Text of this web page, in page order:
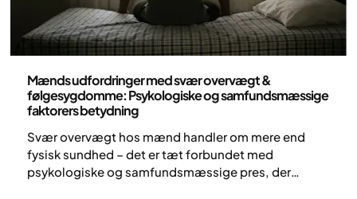
Mænds udfordringer med svær overvægt &
følgesygdomme: Psykologiske og samfundsmæssige
faktorers betydning
Svær overvægt hos mænd handler om mere end
fysisk sundhed – det er tæt forbundet med
psykologiske og samfundsmæssige pres, der